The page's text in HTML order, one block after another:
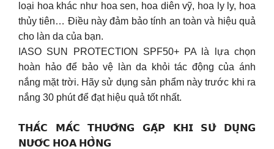
loại hoa khác như hoa sen, hoa diên vỹ, hoa ly ly, hoa
thủy tiên… Điều này đảm bảo tính an toàn và hiệu quả
cho làn da của bạn.
IASO SUN PROTECTION SPF50+ PA là lựa chọn
hoàn hảo để bảo vệ làn da khỏi tác động của ánh
nắng mặt trời. Hãy sử dụng sản phẩm này trước khi ra
nắng 30 phút để đạt hiệu quả tốt nhất.
𝗧𝗛𝗔̆́𝗖 𝗠𝗔̆́𝗖 𝗧𝗛𝗨̛𝗢̛̉𝗡𝗚 𝗚𝗔̣̆𝗣 𝗞𝗛𝗜 𝗦𝗨̛̉ 𝗗𝗨̣𝗡𝗚
𝗡𝗨̛𝗢̛́𝗖 𝗛𝗢𝗔 𝗛𝗢̂̀𝗡𝗚